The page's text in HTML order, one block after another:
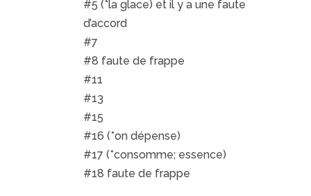
#5 (*la glace) et il y a une faute
d’accord
#7
#8 faute de frappe
#11
#13
#15
#16 (*on dépense)
#17 (*consomme; essence)
#18 faute de frappe